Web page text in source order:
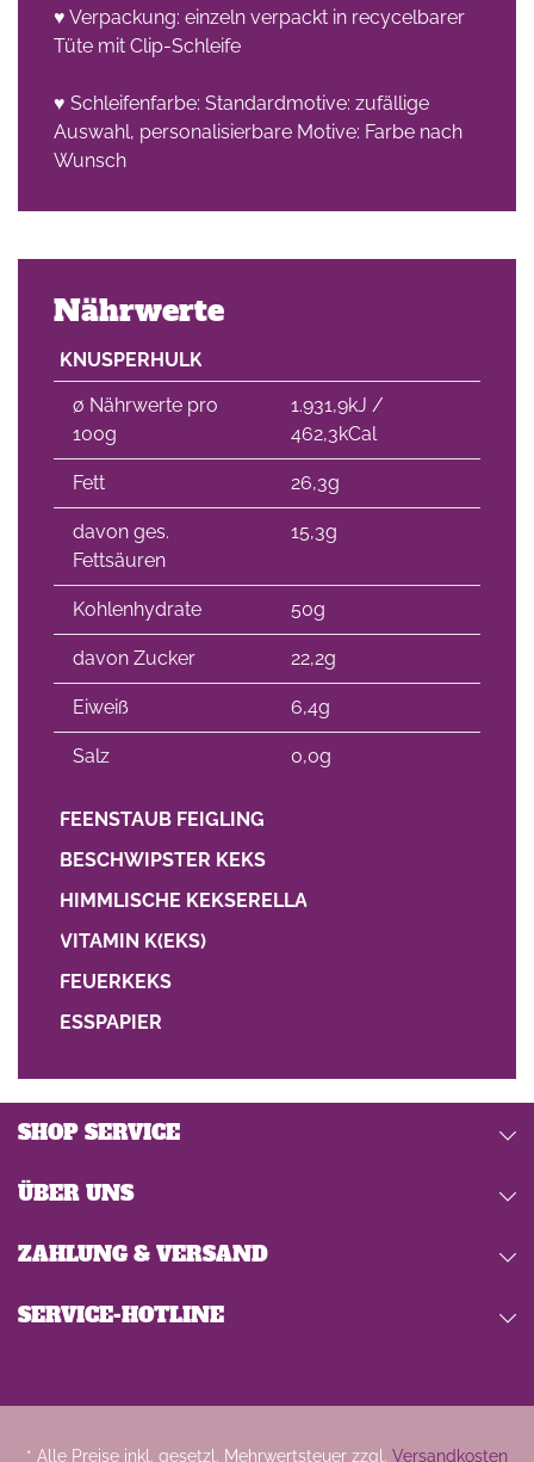
♥ Verpackung: einzeln verpackt in recycelbarer
Tüte mit Clip-Schleife
♥ Schleifenfarbe: Standardmotive: zufällige
Auswahl, personalisierbare Motive: Farbe nach
Wunsch
Nährwerte
KNUSPERHULK
∅ Nährwerte pro
100g
1.931,9kJ /
462,3kCal
Fett 26,3g
davon ges.
Fettsäuren
15,3g
Kohlenhydrate 50g
davon Zucker 22,2g
Eiweiß 6,4g
Salz 0,0g
FEENSTAUB FEIGLING
BESCHWIPSTER KEKS
HIMMLISCHE KEKSERELLA
VITAMIN K(EKS)
FEUERKEKS
ESSPAPIER
SERVICE-HOTLINE
SHOP SERVICE
ÜBER UNS
ZAHLUNG & VERSAND
* Alle Preise inkl. gesetzl. Mehrwertsteuer zzgl. Versandkosten